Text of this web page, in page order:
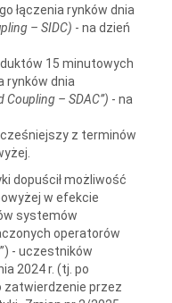
łączenia rynków dnia
– SIDC) - na dzień
15 minutowych
rynków dnia
Coupling – SDAC”) - na
z terminów
dopuścił możliwość
w efekcie
systemów
operatorów
- uczestników
2024 r. (tj. po
zatwierdzenie przez